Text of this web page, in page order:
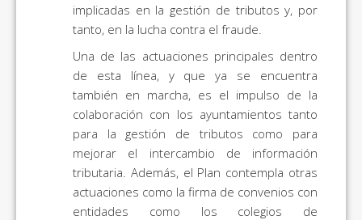
implicadas en la gestión de tributos y, por
tanto, en la lucha contra el fraude.
Una de las actuaciones principales dentro
de esta línea, y que ya se encuentra
también en marcha, es el impulso de la
colaboración con los ayuntamientos tanto
para la gestión de tributos como para
mejorar el intercambio de información
tributaria. Además, el Plan contempla otras
actuaciones como la firma de convenios con
entidades como los colegios de